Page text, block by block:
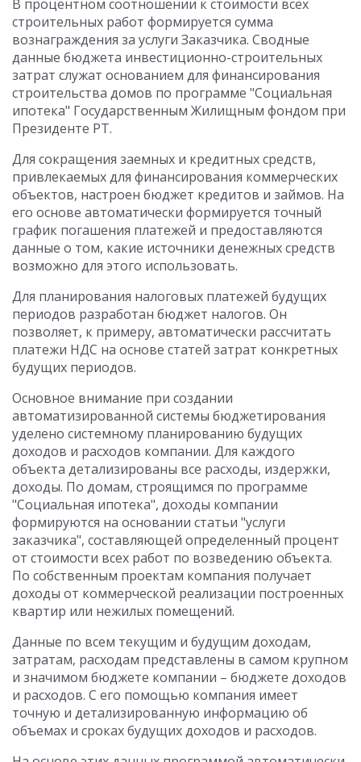
В процентном соотношении к стоимости всех
строительных работ формируется сумма
вознаграждения за услуги Заказчика. Сводные
данные бюджета инвестиционно-строительных
затрат служат основанием для финансирования
строительства домов по программе "Социальная
ипотека" Государственным Жилищным фондом при
Президенте РТ.
Для сокращения заемных и кредитных средств,
привлекаемых для финансирования коммерческих
объектов, настроен бюджет кредитов и займов. На
его основе автоматически формируется точный
график погашения платежей и предоставляются
данные о том, какие источники денежных средств
возможно для этого использовать.
Для планирования налоговых платежей будущих
периодов разработан бюджет налогов. Он
позволяет, к примеру, автоматически рассчитать
платежи НДС на основе статей затрат конкретных
будущих периодов.
Основное внимание при создании
автоматизированной системы бюджетирования
уделено системному планированию будущих
доходов и расходов компании. Для каждого
объекта детализированы все расходы, издержки,
доходы. По домам, строящимся по программе
"Социальная ипотека", доходы компании
формируются на основании статьи "услуги
заказчика", составляющей определенный процент
от стоимости всех работ по возведению объекта.
По собственным проектам компания получает
доходы от коммерческой реализации построенных
квартир или нежилых помещений.
Данные по всем текущим и будущим доходам,
затратам, расходам представлены в самом крупном
и значимом бюджете компании – бюджете доходов
и расходов. С его помощью компания имеет
точную и детализированную информацию об
объемах и сроках будущих доходов и расходов.